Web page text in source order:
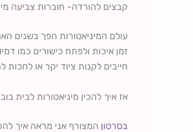
קבצים להורדה- חוברות צביעה
עולם המיניאטורות הפך בשנים
זמן איכות ולפתח כישורים כמו
חייבים לקנות ציוד יקר או
אז איך להכין מיניאטורות לבית
בסרטון המצורף אני מראה איך